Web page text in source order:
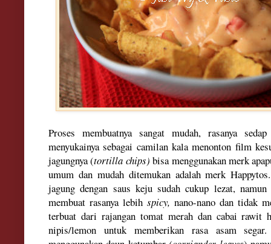
Proses membuatnya sangat mudah, rasanya
menyukainya sebagai camilan kala menonton film
jagungnya (tortilla chips) bisa menggunakan merk
umum dan mudah ditemukan adalah merk
jagung dengan saus keju sudah cukup lezat, namun
membuat rasanya lebih spicy, nano-nano dan tidak m
terbuat dari rajangan tomat merah dan cabai rawit
nipis/lemon untukmemberikanrasa asam segar.